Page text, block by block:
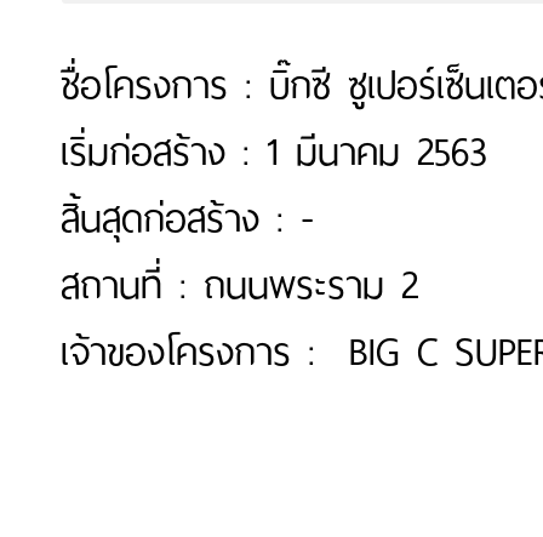
ชื่อโครงการ : บิ๊กซี ซูเปอร์เซ็นเ
เริ่มก่อสร้าง : 1 มีนาคม 2563
สิ้นสุดก่อสร้าง : -
สถานที่ : ถนนพระราม 2
เจ้าของโครงการ : BIG C